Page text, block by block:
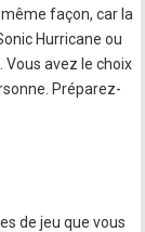
façon, car la
Hurricane ou
Vous avez le choix
Préparez-
de jeu que vous